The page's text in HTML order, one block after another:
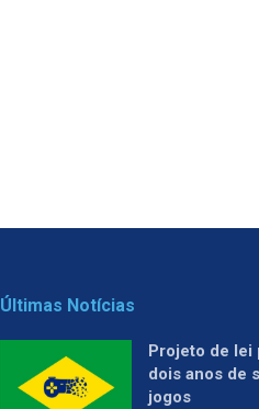
Últimas Notícias
Projeto de lei
dois anos de
jogos